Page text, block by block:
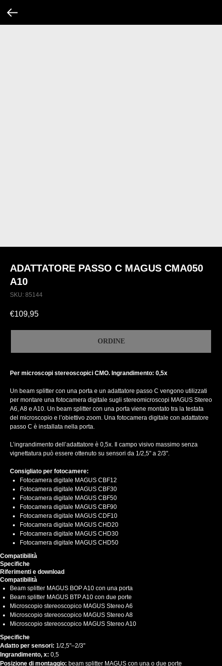
ADATTATORE PASSO C MAGUS CMA050
A10
SKU: 85144
€109,95
ORDINE
Per microscopi stereoscopici CMO. Ingrandimento: 0,5х
Un beam splitter con una porta e un adattatore passo C vengono utilizzati
per montare una fotocamera digitale sugli stereomicroscopi MAGUS Stereo
A6, A8 e A10. Un beam splitter con una porta viene montato tra la testata
del microscopio e l’obiettivo zoom. Una fotocamera digitale con adattatore
passo C è installata nella porta.
L’ingrandimento dell’adattatore è 0,5x. Il campo visivo massimo senza
vignettatura può essere ottenuto su sensori da 1/2,5" a 2/3".
Consigliato per fotocamere:
Fotocamera digitale MAGUS CBF12
Fotocamera digitale MAGUS CBF30
Fotocamera digitale MAGUS CBF50
Fotocamera digitale MAGUS CBF90
Fotocamera digitale MAGUS CDF10
Fotocamera digitale MAGUS CHD20
Fotocamera digitale MAGUS CHD30
Fotocamera digitale MAGUS CHD50
Compatibilità
Specifiche
Riferimenti e download
Compatibilità
Beam splitter MAGUS BOP A10 con una porta
Beam splitter MAGUS BTP A10 con due porte
Microscopio stereoscopico MAGUS Stereo A6
Microscopio stereoscopico MAGUS Stereo A8
Microscopio stereoscopico MAGUS Stereo A10
Specifiche
Adatto per sensori: 1/2,5"–2/3"
Ingrandimento, x: 0,5
Posizione di montaggio: beam splitter MAGUS con una o due porte